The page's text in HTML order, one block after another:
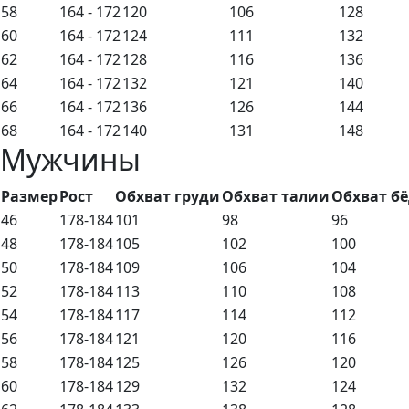
58 164 - 172120 106
128
60
164 - 172124 111
132
62
164 - 172128 116
136
64
164 - 172132 121
140
66
164 - 172136 126
144
68
164 - 172140 131 148
Мужчины
РазмерРост Обхват грудиОбхват талииОбхват
46
178-184101 98
96
48
178-184105 102
100
50
178-184109 106
104
52
178-184113 110
108
54
178-184117 114
112
56
178-184121 120
116
58
178-184125 126
120
60
178-184129 132
124